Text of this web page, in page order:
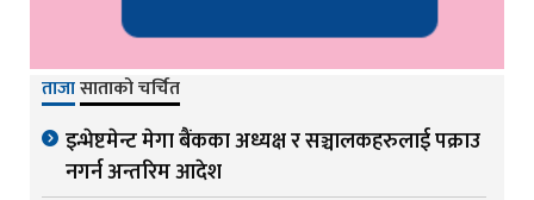
ताजासाताको चर्चित
इन्भेष्टमेन्ट मेगा बैंकका अध्यक्ष र सञ्चालकहरुलाई पक्राउ
नगर्न अन्तरिम आदेश